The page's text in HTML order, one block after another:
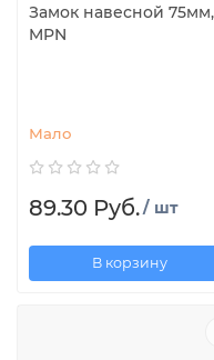
Замок навесной 75мм,
MPN
Мало
89.30 Руб./ шт
В корзину